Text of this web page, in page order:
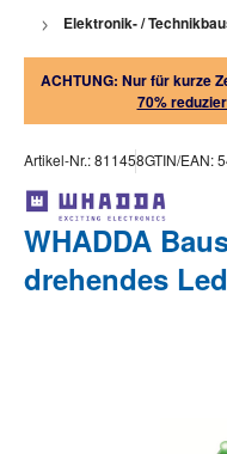
Elektronik- /
ACHTUNG: Nur für kurze
70%
Artikel-Nr.:811458GTIN/EAN:
WHADDA
drehendes